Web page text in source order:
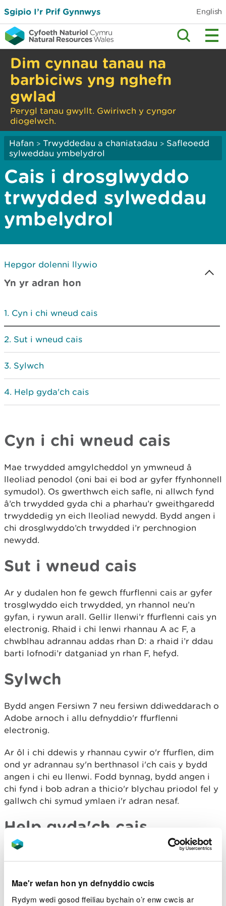
Mae'r wefan hon yn defnyddio cwcis
Rydym wedi gosod ffeiliau bychain o’r enw cwcis ar
Sgipio I’r Prif Gynnwys English
Dim cynnau tanau na
barbiciws yng nghefn
gwlad
Perygl tanau gwyllt. Gwiriwch y cyngor
diogelwch.
Hafan > Trwyddedau a chaniatadau > Safleoedd
sylweddau ymbelydrol
Cais i drosglwyddo
trwydded sylweddau
ymbelydrol
Hepgor dolenni llywio
Yn yr adran hon
Cyn i chi wneud cais
Sut i wneud cais
Sylwch
Help gyda'ch cais
Cyn i chi wneud cais
Mae trwydded amgylcheddol yn ymwneud â
lleoliad penodol (oni bai ei bod ar gyfer ffynhonnell
symudol). Os gwerthwch eich safle, ni allwch fynd
â’ch trwydded gyda chi a pharhau’r gweithgaredd
trwyddedig yn eich lleoliad newydd. Bydd angen i
chi drosglwyddo’ch trwydded i’r perchnogion
newydd.
Sut i wneud cais
Ar y dudalen hon fe gewch ffurflenni cais ar gyfer
trosglwyddo eich trwydded, yn rhannol neu’n
gyfan, i rywun arall. Gellir llenwi’r ffurflenni cais yn
electronig. Rhaid i chi lenwi rhannau A ac F, a
chwblhau adrannau addas rhan D: a rhaid i’r ddau
barti lofnodi’r datganiad yn rhan F, hefyd.
Sylwch
Bydd angen Fersiwn 7 neu fersiwn ddiweddarach o
Adobe arnoch i allu defnyddio'r ffurflenni
electronig.
Ar ôl i chi ddewis y rhannau cywir o'r ffurflen, dim
ond yr adrannau sy'n berthnasol i'ch cais y bydd
angen i chi eu llenwi. Fodd bynnag, bydd angen i
chi fynd i bob adran a thicio'r blychau priodol fel y
gallwch chi symud ymlaen i'r adran nesaf.
Help gyda'ch cais
Os ydych chi'n cael trafferth llenwi'ch ffurflen gais,
e-bost ymholiadau cyffredinol -
ymholiadau@cyfoethnaturiolcymru.gov.uk